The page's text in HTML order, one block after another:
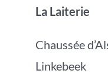
La Laiterie
Chaussée
Linkebeek